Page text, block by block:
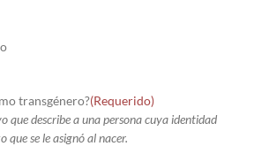
transgénero?(Requerido)
que describe a una persona cuya identidad
que se le asignó al nacer.